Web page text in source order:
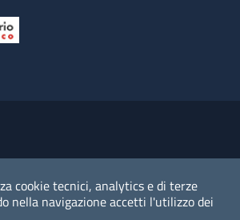
cookie tecnici, analytics e di terze
nella navigazione accetti l'utilizzo dei
del dato personale